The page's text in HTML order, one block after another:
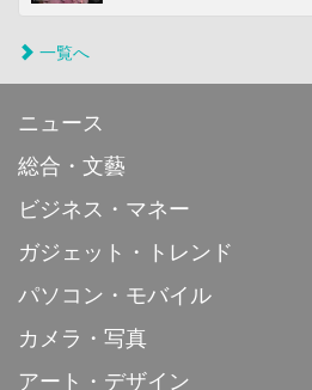
一覧へ
ニュース
総合・文藝
ビジネス・マネー
ガジェット・トレンド
パソコン・モバイル
カメラ・写真
アート・デザイン